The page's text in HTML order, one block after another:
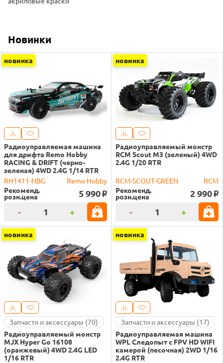
Новинки
новинка
Радиоуправляемая машина
для дрифта Remo Hobby
RACING & DRIFT (черно-
зеленая) 4WD 2.4G 1/14 RTR
RH1411-NBG
Remo Hobby
Рекоменд.
розн.цена 5 990 o
- +
новинка
Радиоуправляемый монстр
RCM Scout M3 (зеленый) 4WD
2.4G 1/20 RTR
RCM-SCOUT-GREEN
RCM
Рекоменд.
розн.цена 2 990 o
- +
новинка
Запчасти и аксессуары (70)
Радиоуправляемый монстр
MJX Hyper Go 16108
(оранжевый) 4WD 2.4G LED
1/16 RTR
новинка
Запчасти и аксессуары (17)
Радиоуправляемая машина
WPL Следопыт с FPV HD WIFI
камерой (песочная) 2WD 1/16
2.4G RTR